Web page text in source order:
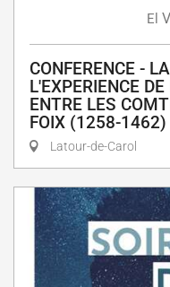
El
CONFERENCE -
L'EXPERIENCE
ENTRE LES
FOIX (1258-1462)
Latour-de-Carol